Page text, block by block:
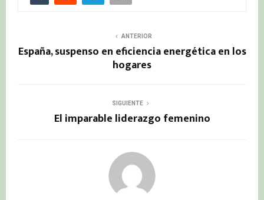
ANTERIOR
España, suspenso en eficiencia energética en los
hogares
SIGUIENTE
El imparable liderazgo femenino